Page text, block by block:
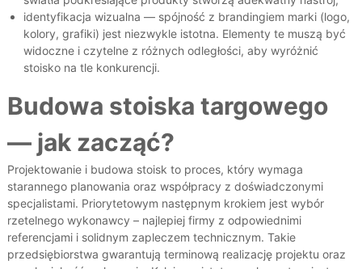
identyfikacja wizualna — spójność z brandingiem marki (logo,
kolory, grafiki) jest niezwykle istotna. Elementy te muszą być
widoczne i czytelne z różnych odległości, aby wyróżnić
stoisko na tle konkurencji​.
Budowa stoiska targowego
— jak zacząć?
Projektowanie i budowa stoisk to proces, który wymaga
starannego planowania oraz współpracy z doświadczonymi
specjalistami. Priorytetowym następnym krokiem jest wybór
rzetelnego wykonawcy – najlepiej firmy z odpowiednimi
referencjami i solidnym zapleczem technicznym. Takie
przedsiębiorstwa gwarantują terminową realizację projektu oraz